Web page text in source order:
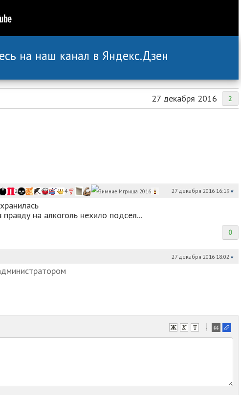
на наш канал в Яндекс.Дзен
2
27 декабря 2016
27 декабря 2016 16:19 #
2 4
на алкоголь нехило подсел...
0
27 декабря 2016 18:02 #
-
-
-